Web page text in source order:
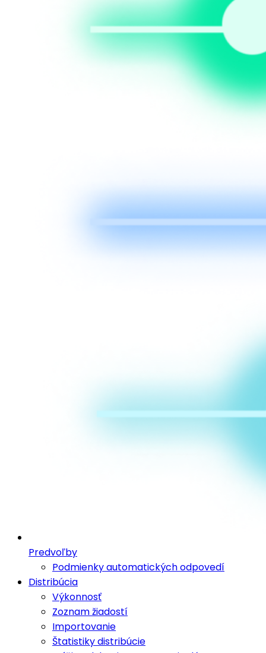
Predvoľby
Podmienky automatických odpovedí
Distribúcia
Výkonnosť
Zoznam žiadostí
Importovanie
Štatistiky distribúcie